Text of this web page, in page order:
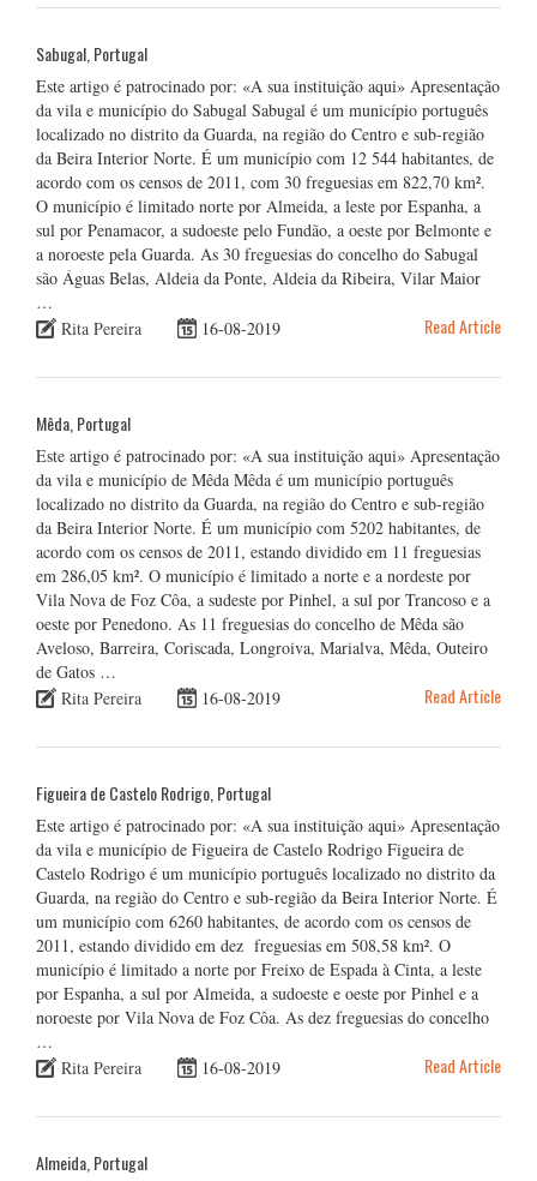
Sabugal, Portugal
Este artigo é patrocinado por: «A sua instituição aqui» Apresentação
da vila e município do Sabugal Sabugal é um município português
localizado no distrito da Guarda, na região do Centro e sub-região
da Beira Interior Norte. É um município com 12 544 habitantes, de
acordo com os censos de 2011, com 30 freguesias em 822,70 km².
O município é limitado norte por Almeida, a leste por Espanha, a
sul por Penamacor, a sudoeste pelo Fundão, a oeste por Belmonte e
a noroeste pela Guarda. As 30 freguesias do concelho do Sabugal
são Águas Belas, Aldeia da Ponte, Aldeia da Ribeira, Vilar Maior
…
Rita Pereira
16-08-2019 Read Article
Mêda, Portugal
Este artigo é patrocinado por: «A sua instituição aqui» Apresentação
da vila e município de Mêda Mêda é um município português
localizado no distrito da Guarda, na região do Centro e sub-região
da Beira Interior Norte. É um município com 5202 habitantes, de
acordo com os censos de 2011, estando dividido em 11 freguesias
em 286,05 km². O município é limitado a norte e a nordeste por
Vila Nova de Foz Côa, a sudeste por Pinhel, a sul por Trancoso e a
oeste por Penedono. As 11 freguesias do concelho de Mêda são
Aveloso, Barreira, Coriscada, Longroiva, Marialva, Mêda, Outeiro
de Gatos …
Rita Pereira
16-08-2019 Read Article
Figueira de Castelo Rodrigo, Portugal
Este artigo é patrocinado por: «A sua instituição aqui» Apresentação
da vila e município de Figueira de Castelo Rodrigo Figueira de
Castelo Rodrigo é um município português localizado no distrito da
Guarda, na região do Centro e sub-região da Beira Interior Norte. É
um município com 6260 habitantes, de acordo com os censos de
2011, estando dividido em dez freguesias em 508,58 km². O
município é limitado a norte por Freixo de Espada à Cinta, a leste
por Espanha, a sul por Almeida, a sudoeste e oeste por Pinhel e a
noroeste por Vila Nova de Foz Côa. As dez freguesias do concelho
…
Rita Pereira
16-08-2019 Read Article
Almeida, Portugal